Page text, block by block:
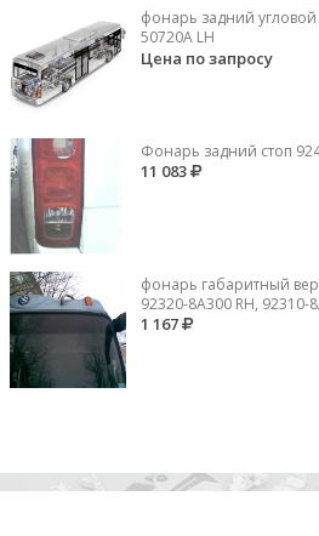
фонарь задний угловой
50720A LH
Цена по запросу
Фонарь задний стоп
11 083
фонарь габаритный
92320-8A300 RH, 92310-
1 167